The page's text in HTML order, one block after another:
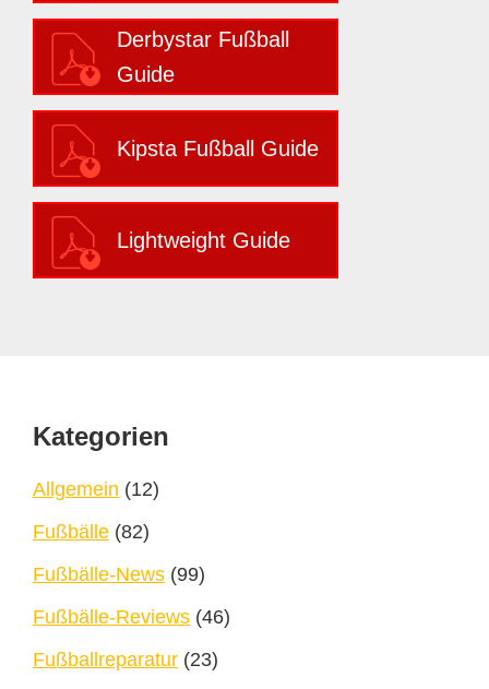
Derbystar Fußball
Guide
Kipsta Fußball Guide
Lightweight Guide
Footer
Kategorien
Allgemein (12)
Fußbälle (82)
Fußbälle-News (99)
Fußbälle-Reviews (46)
Fußballreparatur (23)